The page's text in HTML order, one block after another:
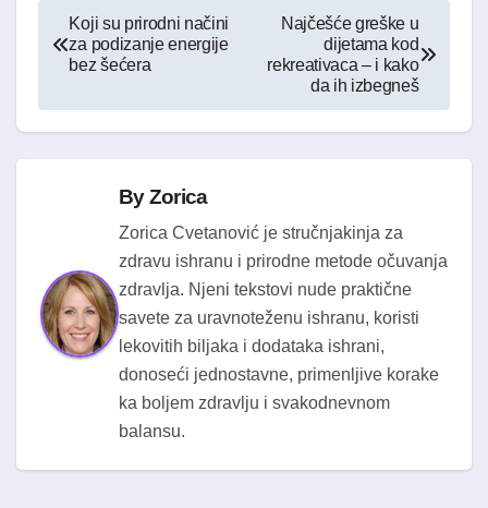
Kretanje
članka
Koji su prirodni načini
za podizanje energije
bez šećera
Najčešće greške u
dijetama kod
rekreativaca – i kako
da ih izbegneš
ByZorica
Zorica Cvetanović je stručnjakinja za
zdravu ishranu i prirodne metode očuvanja
zdravlja. Njeni tekstovi nude praktične
savete za uravnoteženu ishranu, koristi
lekovitih biljaka i dodataka ishrani,
donoseći jednostavne, primenljive korake
ka boljem zdravlju i svakodnevnom
balansu.